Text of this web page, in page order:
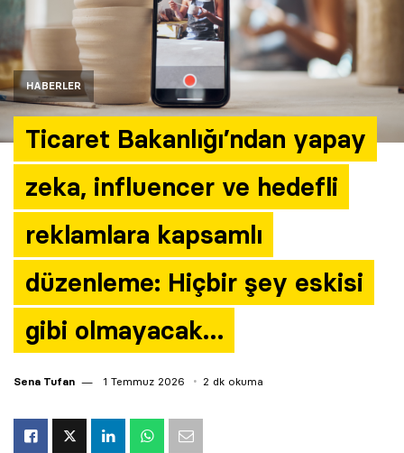
HABERLER
Ticaret Bakanlığı’ndan yapay
zeka, influencer ve hedefli
reklamlara kapsamlı
düzenleme: Hiçbir şey eskisi
gibi olmayacak…
Sena Tufan 1 Temmuz 2026 2 dk okuma